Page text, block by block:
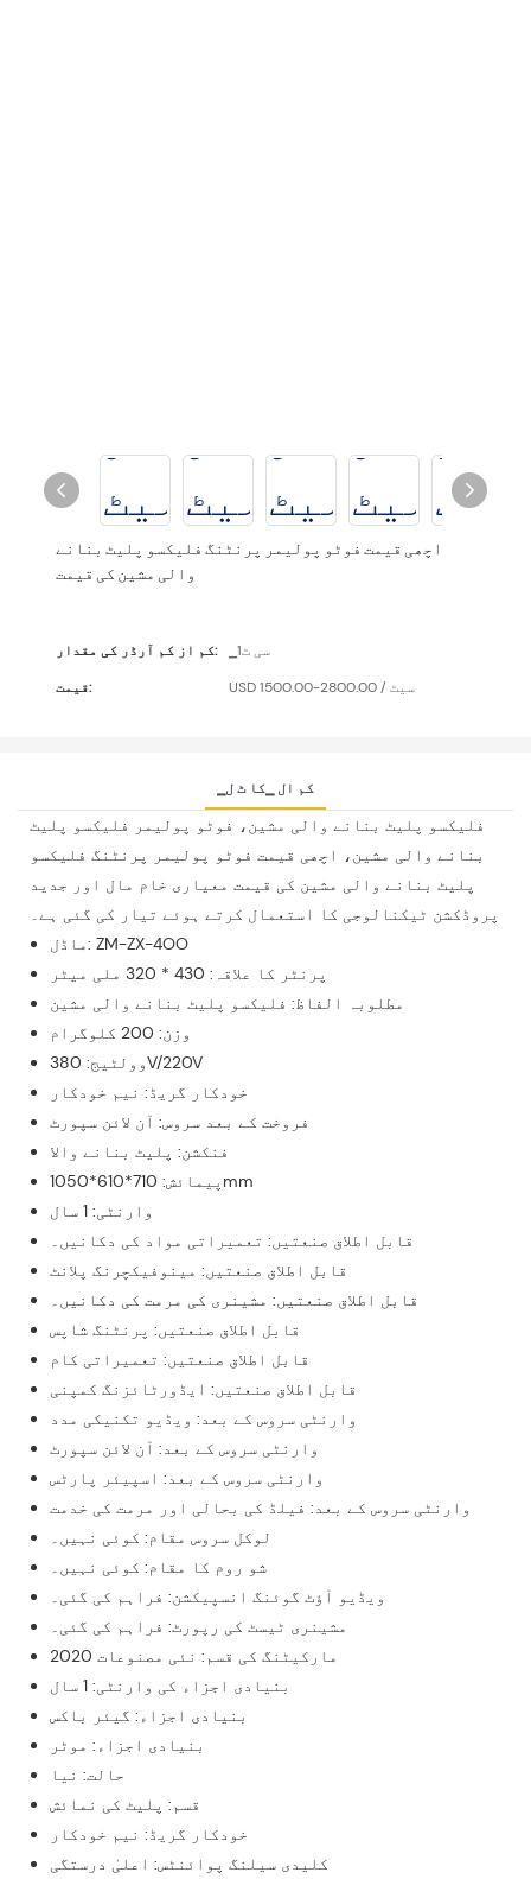
اچھی قیمت فوٹو پولیمر پرنٹنگ فلیکسو پلیٹ بنانے
والی مشین کی قیمت
کم از کم آرڈر کی مقدار:
▁سی ٹ1
قیمت:
USD 1500.00-2800.00 / سیٹ
▁کم ال ▁کا ٹ ل
فلیکسو پلیٹ بنانے والی مشین، فوٹو پولیمر فلیکسو پلیٹ
بنانے والی مشین، اچھی قیمت فوٹو پولیمر پرنٹنگ فلیکسو
پلیٹ بنانے والی مشین کی قیمت معیاری خام مال اور جدید
پروڈکشن ٹیکنالوجی کا استعمال کرتے ہوئے تیار کی گئی ہے۔
ماڈل: ZM-ZX-4OO
پرنٹر کا علاقہ: 430 * 320 ملی میٹر
مطلوبہ الفاظ: فلیکسو پلیٹ بنانے والی مشین
وزن: 200 کلوگرام
وولٹیج: 380V/220V
خودکار گریڈ: نیم خودکار
فروخت کے بعد سروس: آن لائن سپورٹ
فنکشن: پلیٹ بنانے والا
پیمائش: 710*610*1050mm
وارنٹی: 1 سال
قابل اطلاق صنعتیں: تعمیراتی مواد کی دکانیں۔
قابل اطلاق صنعتیں: مینوفیکچرنگ پلانٹ
قابل اطلاق صنعتیں: مشینری کی مرمت کی دکانیں۔
قابل اطلاق صنعتیں: پرنٹنگ شاپس
قابل اطلاق صنعتیں: ایڈورٹائزنگ کمپنی
وارنٹی سروس کے بعد: ویڈیو تکنیکی مدد
وارنٹی سروس کے بعد: آن لائن سپورٹ
وارنٹی سروس کے بعد: اسپیئر پارٹس
وارنٹی سروس کے بعد: فیلڈ کی بحالی اور مرمت کی خدمت
لوکل سروس مقام: کوئی نہیں۔
شو روم کا مقام: کوئی نہیں۔
ویڈیو آؤٹ گوئنگ انسپیکشن: فراہم کی گئی۔
مشینری ٹیسٹ کی رپورٹ: فراہم کی گئی۔
مارکیٹنگ کی قسم: نئی مصنوعات 2020
بنیادی اجزاء کی وارنٹی: 1 سال
بنیادی اجزاء: گیئر باکس
بنیادی اجزاء: موٹر
حالت: نیا
قسم: پلیٹ کی نمائش
خودکار گریڈ: نیم خودکار
کلیدی سیلنگ پوائنٹس: اعلیٰ درستگی